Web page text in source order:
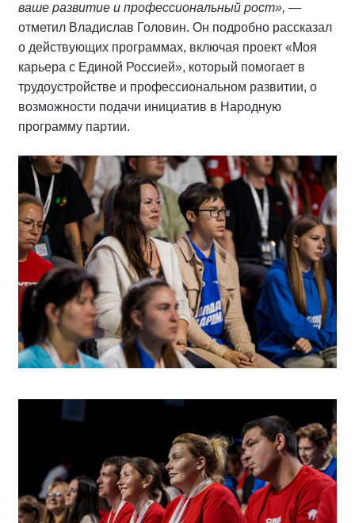
ваше развитие и профессиональный рост», —
отметил Владислав Головин. Он подробно рассказал
о действующих программах, включая проект «Моя
карьера с Единой Россией», который помогает в
трудоустройстве и профессиональном развитии, о
возможности подачи инициатив в Народную
программу партии.